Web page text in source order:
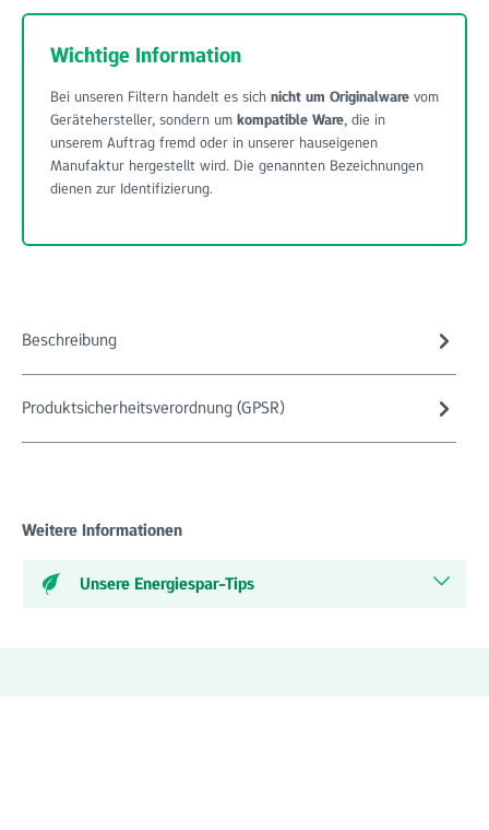
Wichtige Information
Bei unseren Filtern handelt es sich nicht um Originalware vom
Gerätehersteller, sondern um kompatible Ware, die in
unserem Auftrag fremd oder in unserer hauseigenen
Manufaktur hergestellt wird. Die genannten Bezeichnungen
dienen zur Identifizierung.
Beschreibung
Produktsicherheitsverordnung (GPSR)
Weitere Informationen
Unsere Energiespar-Tips